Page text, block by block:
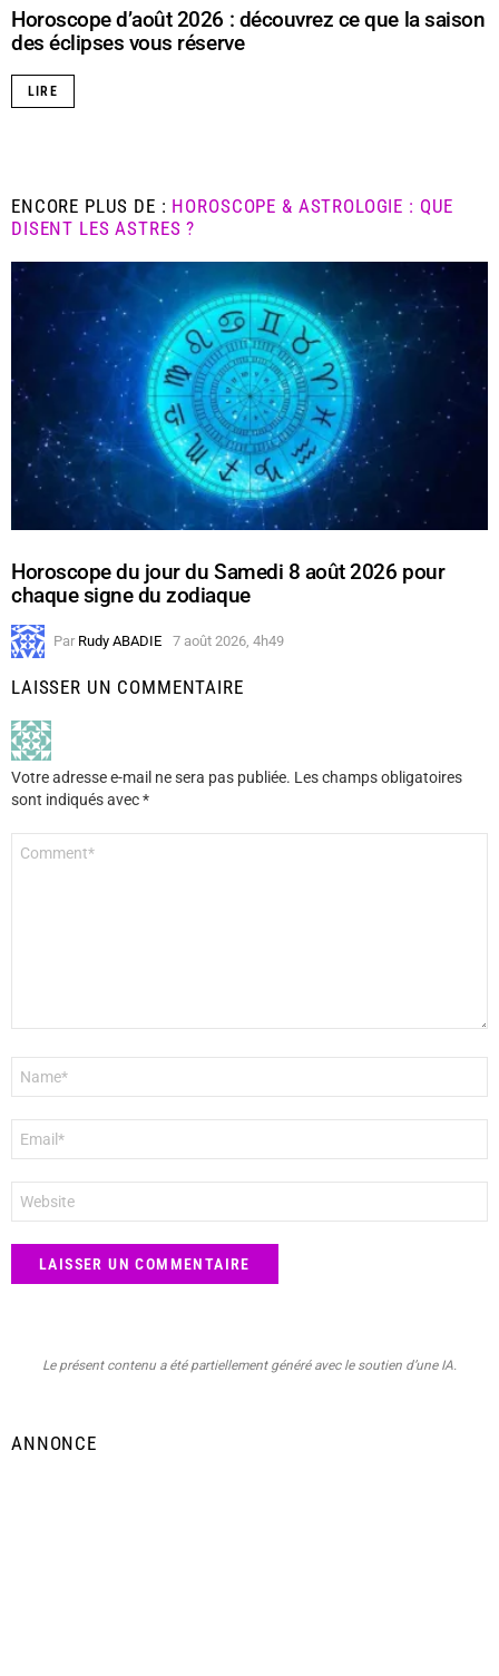
Horoscope d’août 2026 : découvrez ce que la saison
des éclipses vous réserve
LIRE
ENCORE PLUS DE : HOROSCOPE & ASTROLOGIE : QUE
DISENT LES ASTRES ?
Horoscope du jour du Samedi 8 août 2026 pour
chaque signe du zodiaque
Par Rudy ABADIE 7 août 2026, 4h49
LAISSER UN COMMENTAIRE
Votre adresse e-mail ne sera pas publiée. Les champs obligatoires
sont indiqués avec*
mail
*
web
Le présent contenu a été partiellement généré avec le soutien d’une IA.
ANNONCE